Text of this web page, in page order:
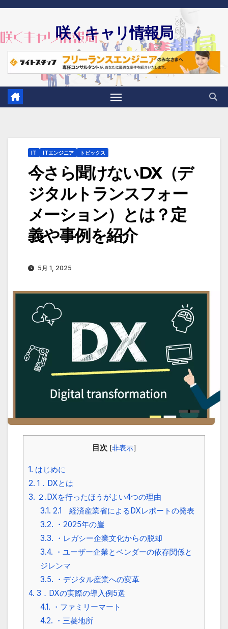
Skip
content
咲くキャリ情報局
IT ITエンジニア トピックス
今さら聞けないDX（デ
ジタルトランスフォー
メーション）とは？定
義や事例を紹介
5月 1, 2025
目次 [非表示]
1. はじめに
2. 1．DXとは
3. ２.DXを行ったほうがよい4つの理由
3.1. 2.1 経済産業省によるDXレポートの発表
3.2. ・2025年の崖
3.3. ・レガシー企業文化からの脱却
3.4. ・ユーザー企業とベンダーの依存関係と
ジレンマ
3.5. ・デジタル産業への変革
4. 3．DXの実際の導入例5選
4.1. ・ファミリーマート
4.2. ・三菱地所